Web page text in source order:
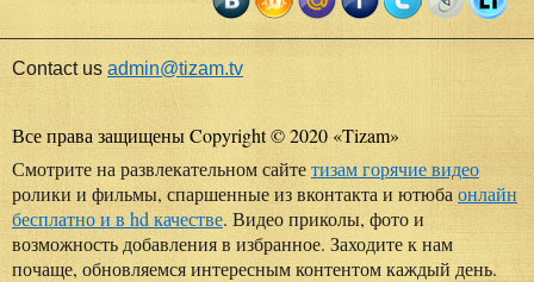
Contact us admin@tizam.tv
Все права защищены Copyright © 2020 «Tizam»
Смотрите на развлекательном сайтетизам горячие видео
ролики и фильмы, спаршенные из вконтакта и ютюба онлайн
бесплатно и в hd качестве. Видео приколы, фото и
возможность добавления в избранное. Заходите к нам
почаще, обновляемся интересным контентом каждый день.